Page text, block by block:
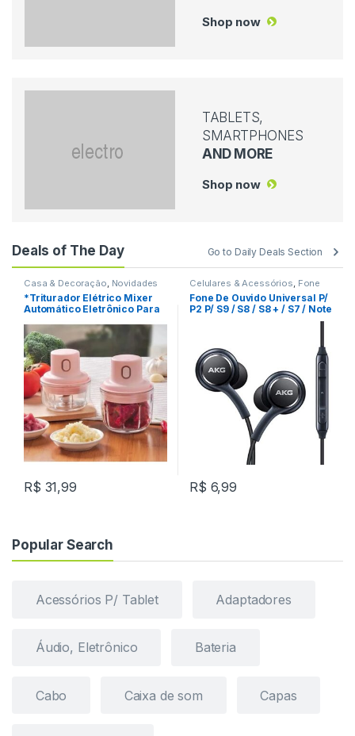
Shop now
TABLETS,
SMARTPHONES
AND MORE
Shop now
Deals of The Day Go to Daily Deals Section
Casa & Decoração Novidades
*Triturador Elétrico Mixer
Automático Eletrônico Para
R$ 31,99
Celulares & Acessórios Fone
Novidades
Fone De Ouvido Universal P/
P2 P/ S9 / S8 / S8 + / S7 / Note
R$ 6,99
Popular Search
Acessórios P/ Tablet Adaptadores
Áudio, Eletrônico Bateria
Cabo Caixa de som Capas